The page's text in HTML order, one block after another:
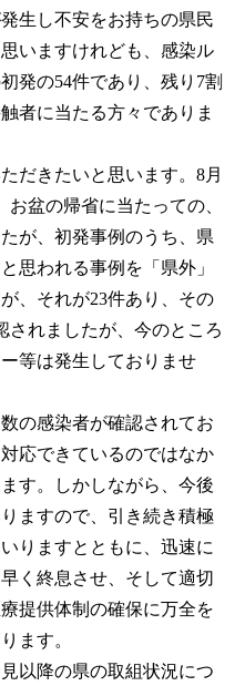
生し不安をお持ちの県民
いますけれども、感染ル
発の54件であり、残り7割
者に当たる方々でありま
だきたいと思います。8月
盆の帰省に当たっての、
が、初発事例のうち、県
思われる事例を「県外」
、それが23件あり、その
されましたが、今のところ
等は発生しておりませ
の感染者が確認されてお
応できているのではなか
す。しかしながら、今後
ますので、引き続き積極
りますとともに、迅速に
く終息させ、そして適切
提供体制の確保に万全を
ます。
以降の県の取組状況につ